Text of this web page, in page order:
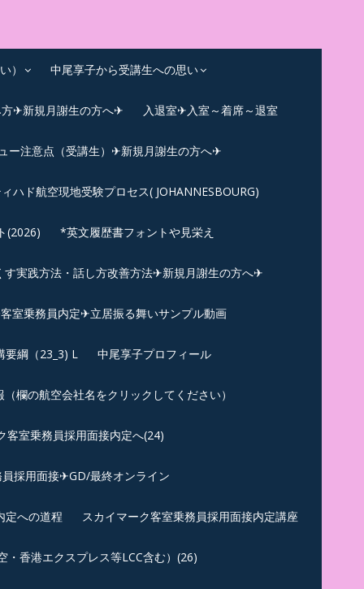
） 中尾享子から受講生への思い
✈新規月謝生の方へ✈ 入退室✈入室～着席～退室
ー注意点（受講生）✈新規月謝生の方へ✈
ハド航空現地受験プロセス( JOHANNESBOURG)
(2026) *英文履歴書フォントや見栄え
す実践方法・話し方改善方法✈新規月謝生の方へ✈
室乗務員内定✈立居振る舞いサンプル動画
綱（23_3) L 中尾享子プロフィール
欄の航空会社名をクリックしてください）
室乗務員採用面接内定へ(24)
採用面接✈GD/最終オンライン
定への道程 スカイマーク客室乗務員採用面接内定講座
香港エクスプレス等LCC含む）(26)